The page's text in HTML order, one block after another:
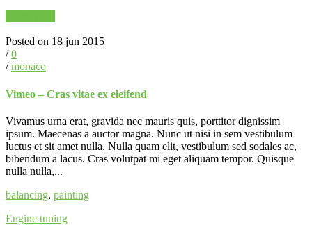
Posted on 18 jun 2015
/0
/monaco
Vimeo – Cras vitae ex eleifend
Vivamus urna erat, gravida nec mauris quis, porttitor dignissim
ipsum. Maecenas a auctor magna. Nunc ut nisi in sem vestibulum
luctus et sit amet nulla. Nulla quam elit, vestibulum sed sodales ac,
bibendum a lacus. Cras volutpat mi eget aliquam tempor. Quisque
nulla nulla,...
balancing, painting
Engine tuning